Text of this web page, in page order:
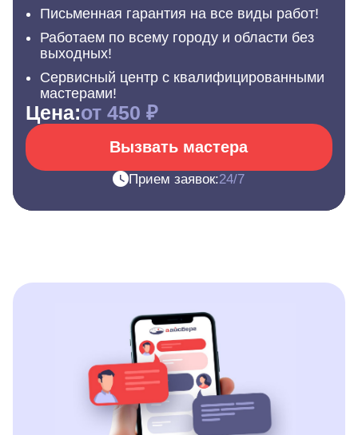
Письменная гарантия на все виды работ!
Работаем по всему городу и области без
выходных!
Сервисный центр с квалифицированными
мастерами!
Цена:от 450 ₽
Вызвать мастера
Прием заявок:24/7